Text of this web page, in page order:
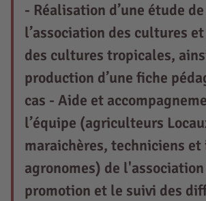
- Réalisation d’une étude
l’association des cultures
des cultures tropicales,
production d’une fiche
cas - Aide et
l’équipe (agriculteurs
maraichères, techniciens
agronomes) de
promotion et le suivi des